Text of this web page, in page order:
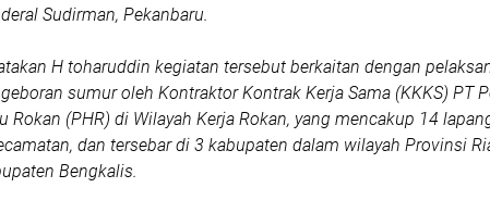
Sudirman, Pekanbaru.
H toharuddin kegiatan tersebut berkaitan dengan
sumur oleh Kontraktor Kontrak Kerja Sama (KKKS) PT
Rokan (PHR) di Wilayah Kerja Rokan, yang mencakup 14
dan tersebar di 3 kabupaten dalam wilayah Provinsi
Bengkalis.